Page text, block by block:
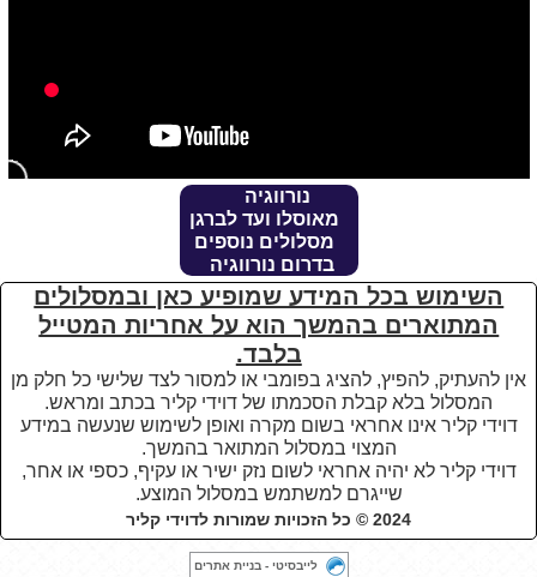
נורווגיה
מאוסלו ועד לברגן
מסלולים נוספים
בדרום נורווגיה
השימוש בכל המידע שמופיע כאן ובמסלולים
המתוארים בהמשך הוא על אחריות המטייל
בלבד.
אין להעתיק, להפיץ, להציג בפומבי או למסור לצד שלישי כל חלק מן
המסלול בלא קבלת הסכמתו של דוידי קליר בכתב ומראש.
דוידי קליר אינו אחראי בשום מקרה ואופן לשימוש שנעשה במידע
המצוי במסלול המתואר בהמשך.
דוידי קליר לא יהיה אחראי לשום נזק ישיר או עקיף, כספי או אחר,
שייגרם למשתמש במסלול המוצע.
2024 © כל הזכויות שמורות לדוידי קליר
לייבסיטי - בניית אתרים